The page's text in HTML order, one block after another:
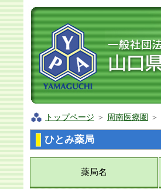
トップページ ＞ 周南医療圏 ＞
ひとみ薬局
薬局名